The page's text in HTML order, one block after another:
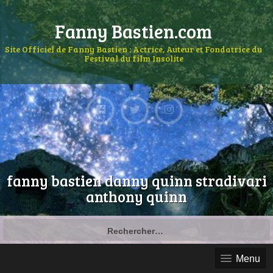
Fanny Bastien.com
Site Officiel de Fanny Bastien : Actrice, Auteur et Fondatrice du
Festival du film Insolite
fanny bastien danny quinn stradivari
anthony quinn
Menu